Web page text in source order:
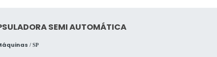
SEMI AUTOMÁTICA
/ SP